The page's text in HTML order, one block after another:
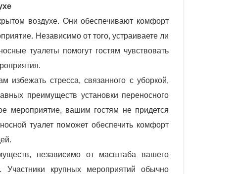
воздухе. Они обеспечивают комфорт
Независимо от того, устраиваете ли
туалеты помогут гостям чувствовать
стресса, связанного с уборкой,
преимуществ установки переносного
мероприятие, вашим гостям не придется
туалет поможет обеспечить комфорт
независимо от масштаба вашего
крупных мероприятий обычно